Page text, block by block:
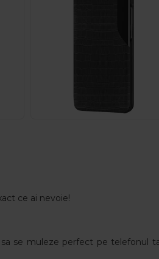
ce ai nevoie!
se muleze perfect pe telefonul